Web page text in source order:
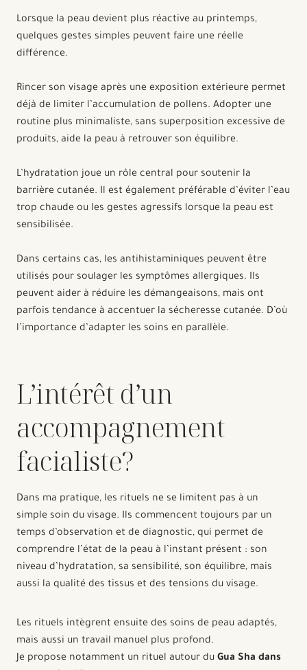
Lorsque la peau devient plus réactive au printemps,
quelques gestes simples peuvent faire une réelle
différence.
Rincer son visage après une exposition extérieure permet
déjà de limiter l’accumulation de pollens. Adopter une
routine plus minimaliste, sans superposition excessive de
produits, aide la peau à retrouver son équilibre.
L’hydratation joue un rôle central pour soutenir la
barrière cutanée. Il est également préférable d’éviter l’eau
trop chaude ou les gestes agressifs lorsque la peau est
sensibilisée.
Dans certains cas, les antihistaminiques peuvent être
utilisés pour soulager les symptômes allergiques. Ils
peuvent aider à réduire les démangeaisons, mais ont
parfois tendance à accentuer la sécheresse cutanée. D’où
l’importance d’adapter les soins en parallèle.
L’intérêt d’un
accompagnement
facialiste?
Dans ma pratique, les rituels ne se limitent pas à un
simple soin du visage. Ils commencent toujours par un
temps d’observation et de diagnostic, qui permet de
comprendre l’état de la peau à l’instant présent : son
niveau d’hydratation, sa sensibilité, son équilibre, mais
aussi la qualité des tissus et des tensions du visage.
Les rituels intègrent ensuite des soins de peau adaptés,
mais aussi un travail manuel plus profond.
Je propose notamment un rituel autour du Gua Sha dans